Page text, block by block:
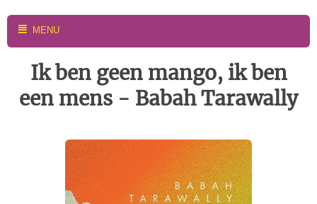
MENU
Ik ben geen mango, ik ben
een mens - Babah Tarawally